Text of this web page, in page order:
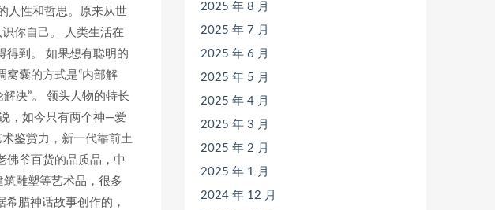
人性和哲思。原来从世
你自己。 人类生活在
得到。 如果想有聪明的
窝囊的方式是“内部解
决”。 领头人物的特长
，如今只有两个神—爱
鉴赏力，新一代靠前土
佛爷百货的品质品，中
雕塑等艺术品，很多
腊神话故事创作的，
2025 年 8 月
2025 年 7 月
2025 年 6 月
2025 年 5 月
2025 年 4 月
2025 年 3 月
2025 年 2 月
2025 年 1 月
2024 年 12 月